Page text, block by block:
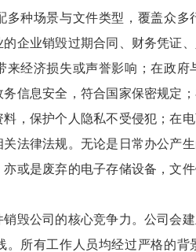
多种场景与文件类型，覆盖众
企业销毁过期合同、财务凭证
来经济损失或声誉影响；在政
信息安全，符合国家保密规定
，保护个人隐私不受侵犯；在
法律法规。无论是日常办公产
亦或是废弃的电子存储设备，文
毁公司的核心竞争力。公司会
。所有工作人员均经过严格的